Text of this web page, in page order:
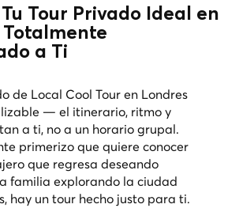
Tour Privado Ideal en
a Ti
de Local Cool Tour en Londres
— el itinerario, ritmo y
a ti, no a un horario grupal.
primerizo que quiere conocer
que regresa deseando
familia explorando la ciudad
hay un tour hecho justo para ti.